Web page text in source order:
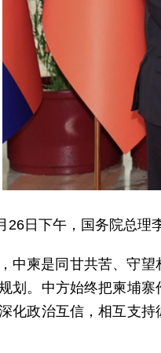
26日下午，国务院总理
中柬是同甘共苦、守
划。中方始终把柬埔
化政治互信，相互支